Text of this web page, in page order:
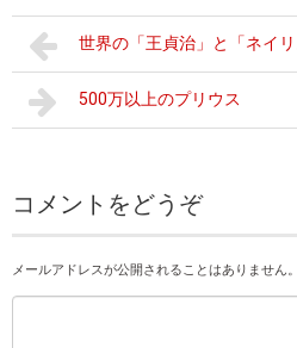
世界の「王貞治」と「ネイ
500万以上のプリウス
コメントをどうぞ
メールアドレスが公開されることはありません。